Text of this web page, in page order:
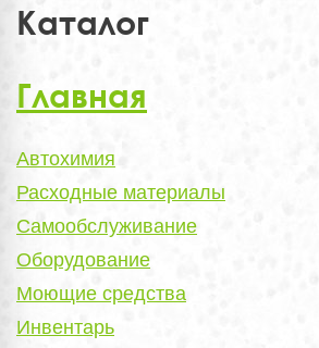
Каталог
Главная
Автохимия
Расходные материалы
Самообслуживание
Оборудование
Моющие средства
Инвентарь